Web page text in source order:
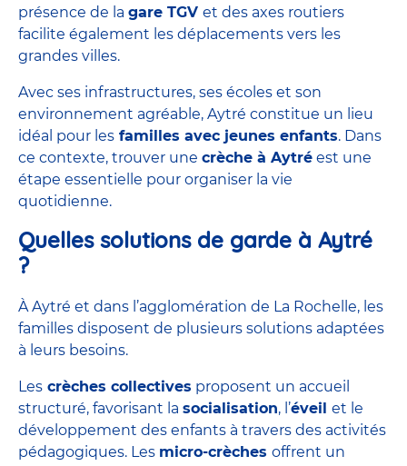
présence de la gare TGV et des axes routiers
facilite également les déplacements vers les
grandes villes.
Avec ses infrastructures, ses écoles et son
environnement agréable, Aytré constitue un lieu
idéal pour les familles avec jeunes enfants. Dans
ce contexte, trouver une crèche à Aytré est une
étape essentielle pour organiser la vie
quotidienne.
Quelles solutions de garde à Aytré
?
À Aytré et dans l’agglomération de La Rochelle, les
familles disposent de plusieurs solutions adaptées
à leurs besoins.
Les crèches collectives proposent un accueil
structuré, favorisant la socialisation, l’éveil et le
développement des enfants à travers des activités
pédagogiques. Les micro-crèches offrent un